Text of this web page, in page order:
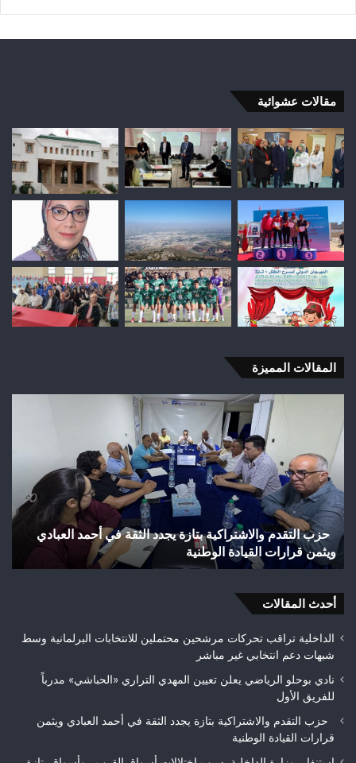
مقالات عشوائية
المقالات المميزة
بسبب
اختلالات
أسواق
القرب..
وأسواق
بتازة
تحت
المجهر
استنفار بوزارة الداخلية بسبب اختلالات أسواق القرب..
بتازة تحت المجهر
أحدث المقالات
الداخلية تراقب تحركات مرشحين محتملين للانتخابات البرلمانية وسط
شبهات دعم انتخابي غير مباشر
نادي بوحلو الرياضي يعلن تعيين المهدي التراري «الحباشي» مدرباً
للفريق الأول
حزب التقدم والاشتراكية بتازة يجدد الثقة في أحمد العبادي ويثمن
قرارات القيادة الوطنية